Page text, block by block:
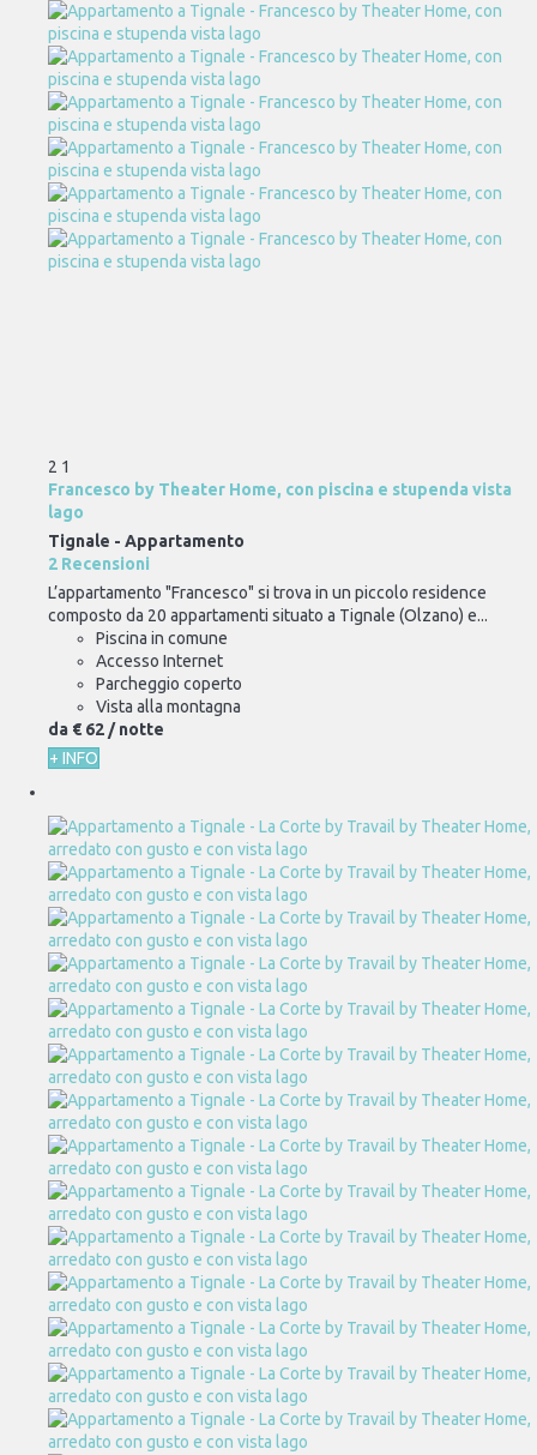
2 1
Francesco by Theater Home, con piscina e stupenda vista
lago
Tignale - Appartamento
2 Recensioni
L’appartamento "Francesco" si trova in un piccolo residence
composto da 20 appartamenti situato a Tignale (Olzano) e...
Piscina in comune
Accesso Internet
Parcheggio coperto
Vista alla montagna
da € 62 / notte
+ INFO